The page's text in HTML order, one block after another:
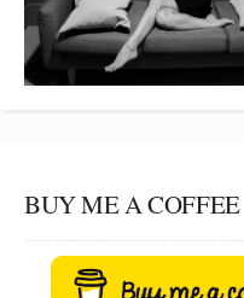
BUY ME A COFFEE